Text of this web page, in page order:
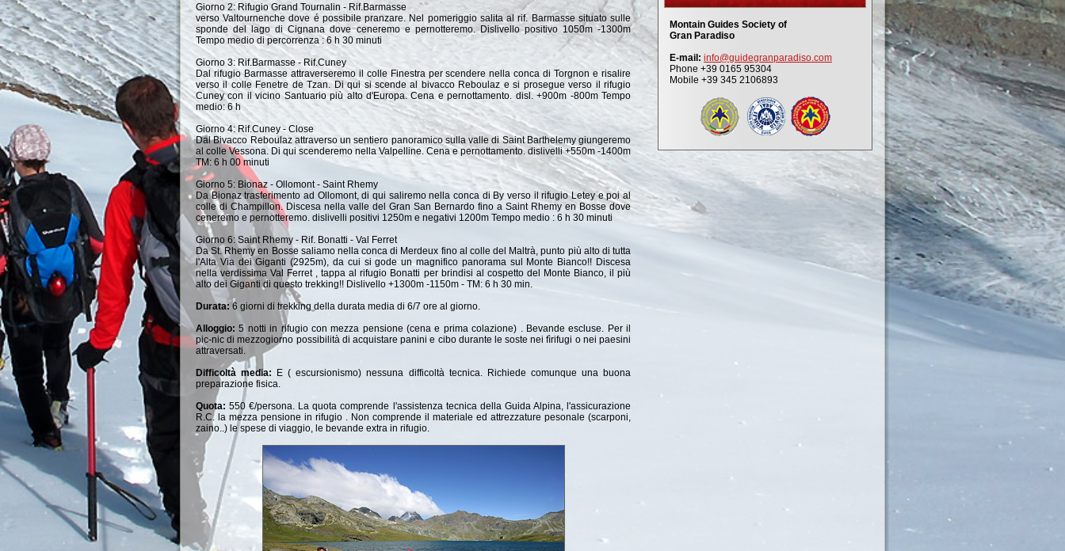
Giorno 2: Rifugio Grand Tournalin - Rif.Barmasse
verso Valtournenche dove é possibile pranzare. Nel pomeriggio salita al rif. Barmasse situato sulle
sponde del lago di Cignana dove ceneremo e pernotteremo. Dislivello positivo 1050m -1300m
Tempo medio di percorrenza : 6 h 30 minuti
Giorno 3: Rif.Barmasse - Rif.Cuney
Dal rifugio Barmasse attraverseremo il colle Finestra per scendere nella conca di Torgnon e risalire
verso il colle Fenetre de Tzan. Di qui si scende al bivacco Reboulaz e si prosegue verso il rifugio
Cuney con il vicino Santuario più alto d'Europa. Cena e pernottamento. disl. +900m -800m Tempo
medio: 6 h
Giorno 4: Rif.Cuney - Close
Dal Bivacco Reboulaz attraverso un sentiero panoramico sulla valle di Saint Barthelemy giungeremo
al colle Vessona. Di qui scenderemo nella Valpelline. Cena e pernottamento. dislivelli +550m -1400m
TM: 6 h 00 minuti
Giorno 5: Bionaz - Ollomont - Saint Rhemy
Da Bionaz trasferimento ad Ollomont, di qui saliremo nella conca di By verso il rifugio Letey e poi al
colle di Champillon. Discesa nella valle del Gran San Bernardo fino a Saint Rhemy en Bosse dove
ceneremo e pernotteremo. dislivelli positivi 1250m e negativi 1200m Tempo medio : 6 h 30 minuti
Giorno 6: Saint Rhemy - Rif. Bonatti - Val Ferret
Da St. Rhemy en Bosse saliamo nella conca di Merdeux fino al colle del Maltrà, punto più alto di tutta
l'Alta Via dei Giganti (2925m), da cui si gode un magnifico panorama sul Monte Bianco!! Discesa
nella verdissima Val Ferret , tappa al rifugio Bonatti per brindisi al cospetto del Monte Bianco, il più
alto dei Giganti di questo trekking!! Dislivello +1300m -1150m - TM: 6 h 30 min.
Durata: 6 giorni di trekking della durata media di 6/7 ore al giorno.
Alloggio: 5 notti in rifugio con mezza pensione (cena e prima colazione) . Bevande escluse. Per il
pic-nic di mezzogiorno possibilità di acquistare panini e cibo durante le soste nei fìrifugi o nei paesini
attraversati.
Difficoltà media: E ( escursionismo) nessuna difficoltà tecnica. Richiede comunque una buona
preparazione fisica.
Quota:550 €/persona. La quota comprende l'assistenza tecnica della Guida Alpina, l'assicurazione
R.C. la mezza pensione in rifugio . Non comprende il materiale ed attrezzature pesonale (scarponi,
zaino..) le spese di viaggio, le bevande extra in rifugio.
Montain Guides Society of
Gran Paradiso
E-mail: info@guidegranparadiso.com
Phone +39 0165 95304
Mobile +39 345 2106893